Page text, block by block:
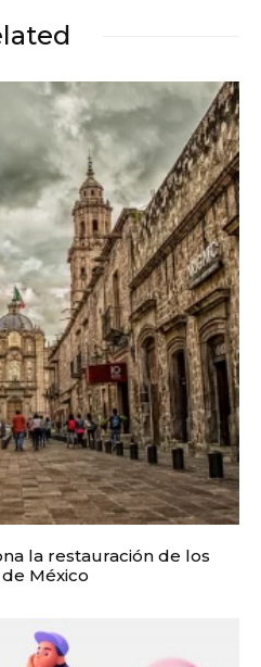
la restauración de los
México